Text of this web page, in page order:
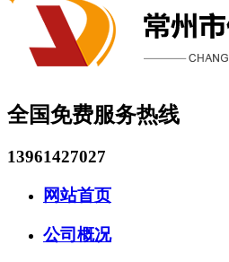
全国免费服务热线
13961427027
网站首页
公司概况